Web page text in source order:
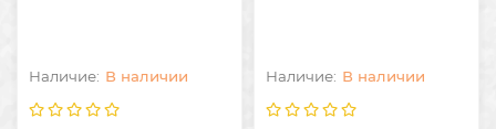
В наличии В наличии